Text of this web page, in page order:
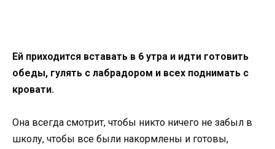
Ей приходится вставать в 6 утра и идти готовить
обеды, гулять с лабрадором и всех поднимать с
кровати.
Она всегда смотрит, чтобы никто ничего не забыл в
школу, чтобы все были накормлены и готовы,